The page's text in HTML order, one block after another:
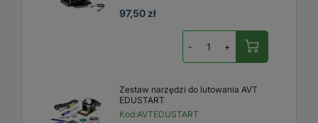
97,50 zł
- +
Zestaw narzędzi do lutowania AVT
EDUSTART
Kod:AVTEDUSTART